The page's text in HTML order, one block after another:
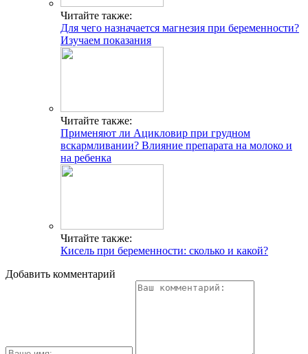
Читайте также:
Для чего назначается магнезия при беременности?
Изучаем показания
Читайте также:
Применяют ли Ацикловир при грудном
вскармливании? Влияние препарата на молоко и
на ребенка
Читайте также:
Кисель при беременности: сколько и какой?
Добавить комментарий